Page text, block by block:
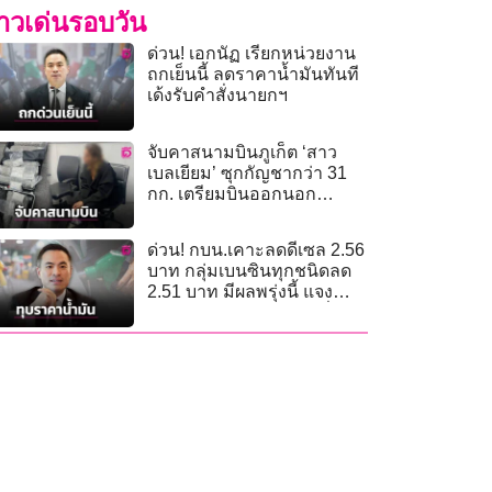
วเด่นรอบวัน
ด่วน! เอกนัฏ เรียกหน่วยงาน
ถกเย็นนี้ ลดราคาน้ำมันทันที
เด้งรับคำสั่งนายกฯ
จับคาสนามบินภูเก็ต ‘สาว
เบลเยียม’ ซุกกัญชากว่า 31
กก. เตรียมบินออกนอก
ด่วน! กบน.เคาะลดดีเซล 2.56
บาท กลุ่มเบนซินทุกชนิดลด
2.51 บาท มีผลพรุ่งนี้ แจง
ล้าน